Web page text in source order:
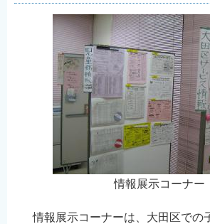
情報展示コーナー
情報展示コーナーは、大田区での